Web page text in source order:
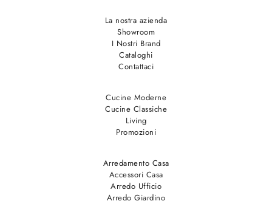
La nostra azienda
Showroom
I Nostri Brand
Cataloghi
Contattaci
Cucine Moderne
Cucine Classiche
Living
Promozioni
Arredamento Casa
Accessori Casa
Arredo Ufficio
Arredo Giardino